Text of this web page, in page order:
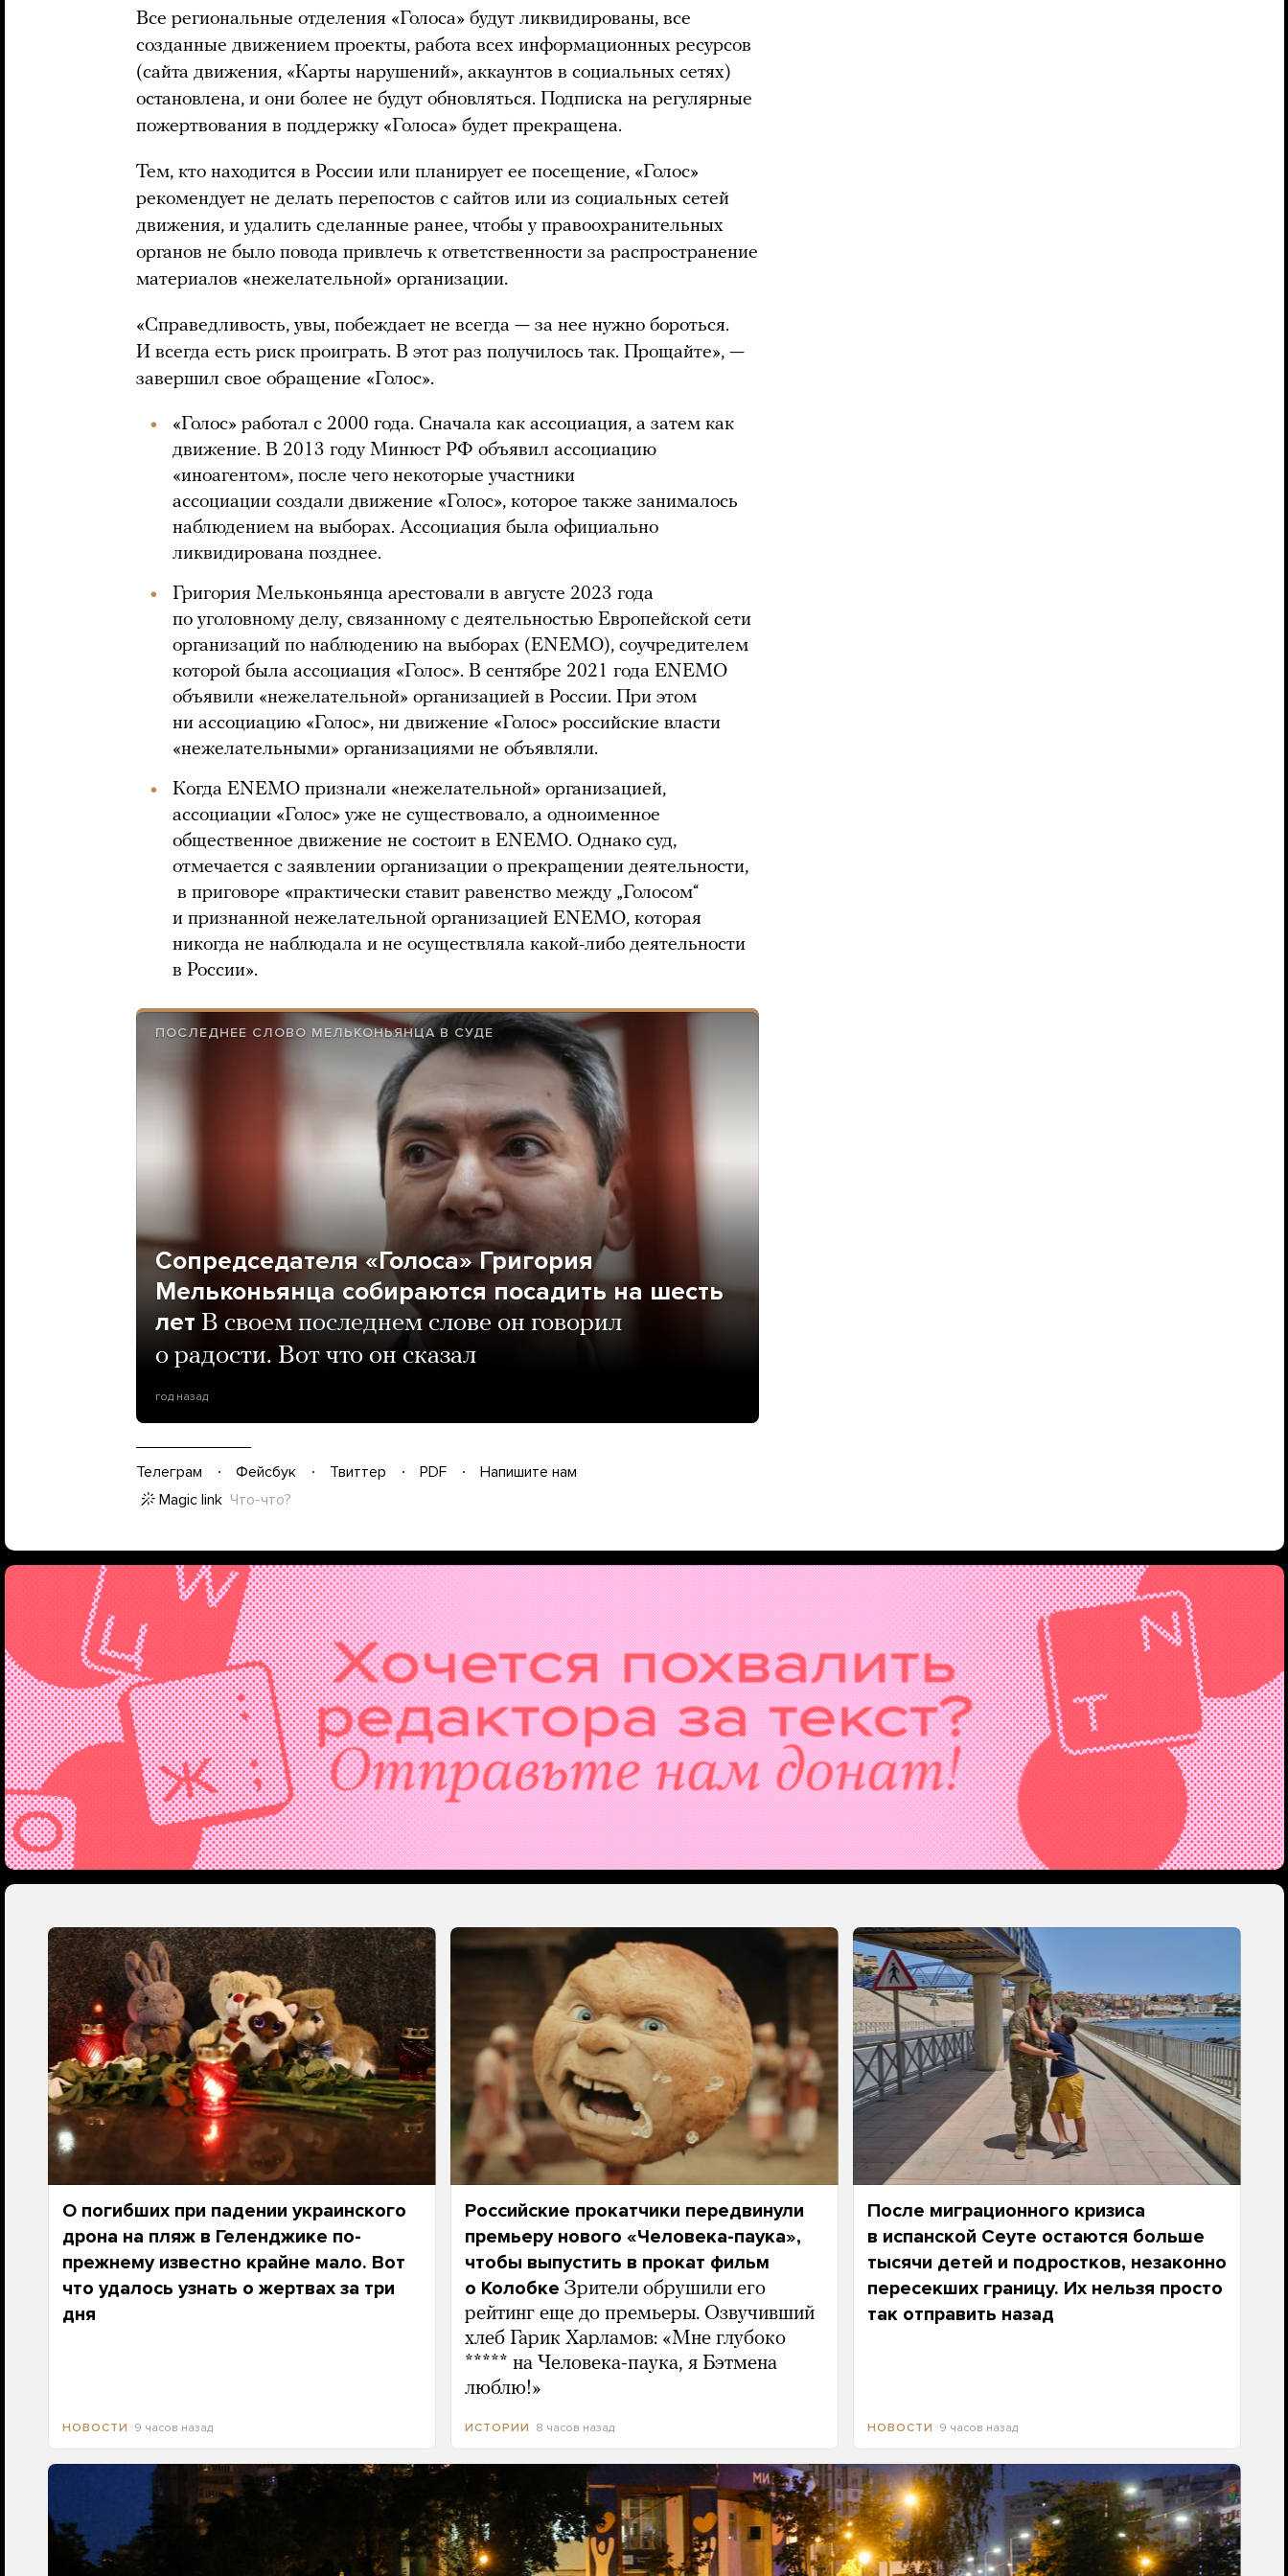
Все региональные отделения «Голоса» будут ликвидированы, все
созданные движением проекты, работа всех информационных ресурсов
(сайта движения, «Карты нарушений», аккаунтов в социальных сетях)
остановлена, и они более не будут обновляться. Подписка на регулярные
пожертвования в поддержку «Голоса» будет прекращена.
Тем, кто находится в России или планирует ее посещение, «Голос»
рекомендует не делать перепостов с сайтов или из социальных сетей
движения, и удалить сделанные ранее, чтобы у правоохранительных
органов не было повода привлечь к ответственности за распространение
материалов «нежелательной» организации.
«Справедливость, увы, побеждает не всегда — за нее нужно бороться.
И всегда есть риск проиграть. В этот раз получилось так. Прощайте», —
завершил свое обращение «Голос».
«Голос» работал с 2000 года. Сначала как ассоциация, а затем как
движение. В 2013 году Минюст РФ объявил ассоциацию
«иноагентом», после чего некоторые участники
ассоциации создали движение «Голос», которое также занималось
наблюдением на выборах. Ассоциация была официально
ликвидирована позднее.
Григория Мельконьянца арестовали в августе 2023 года
по уголовному делу, связанному с деятельностью Европейской сети
организаций по наблюдению на выборах (ENEMO), соучредителем
которой была ассоциация «Голос». В сентябре 2021 года ENEMO
объявили «нежелательной» организацией в России. При этом
ни ассоциацию «Голос», ни движение «Голос» российские власти
«нежелательными» организациями не объявляли.
Когда ENEMO признали «нежелательной» организацией,
ассоциации «Голос» уже не существовало, а одноименное
общественное движение не состоит в ENEMO. Однако суд,
отмечается с заявлении организации о прекращении деятельности,
в приговоре «практически ставит равенство между „Голосом“
и признанной нежелательной организацией ENEMO, которая
никогда не наблюдала и не осуществляла какой-либо деятельности
в России».
ПОСЛЕДНЕЕ СЛОВО МЕЛЬКОНЬЯНЦА В СУДЕ
Сопредседателя «Голоса» Григория
Мельконьянца собираются посадить на шесть
лет В своем последнем слове он говорил
о радости. Вот что он сказал
год назад
Телеграм Фейсбук Твиттер PDF
Напишите нам
Magic link Что-что?
О погибших при падении украинского
дрона на пляж в Геленджике по-
прежнему известно крайне мало. Вот
что удалось узнать о жертвах за три
дня
НОВОСТИ 9 часов назад
Российские прокатчики передвинули
премьеру нового «Человека-паука»,
чтобы выпустить в прокат фильм
о Колобке Зрители обрушили его
рейтинг еще до премьеры. Озвучивший
хлеб Гарик Харламов: «Мне глубоко
***** на Человека-паука, я Бэтмена
люблю!»
ИСТОРИИ 8 часов назад
После миграционного кризиса
в испанской Сеуте остаются больше
тысячи детей и подростков, незаконно
пересекших границу. Их нельзя просто
так отправить назад
НОВОСТИ 9 часов назад